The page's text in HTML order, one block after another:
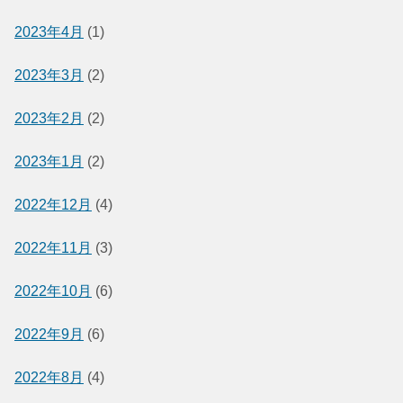
2023年4月 (1)
2023年3月 (2)
2023年2月 (2)
2023年1月 (2)
2022年12月 (4)
2022年11月 (3)
2022年10月 (6)
2022年9月 (6)
2022年8月 (4)